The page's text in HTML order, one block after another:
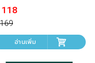
118
อ่านเพิ่ม